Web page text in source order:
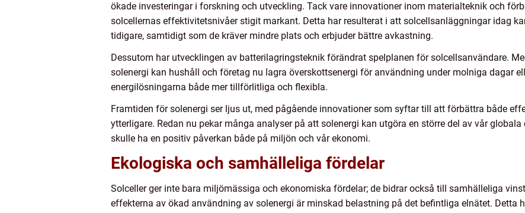
ökade investeringar i forskning och utveckling. Tack vare innovationer inom materialteknik och
solcellernas effektivitetsnivåer stigit markant. Detta har resulterat i att solcellsanläggningar idag
tidigare, samtidigt som de kräver mindre plats och erbjuder bättre avkastning.
Dessutom har utvecklingen av batterilagringsteknik förändrat spelplanen för solcellsanvändare.
solenergi kan hushåll och företag nu lagra överskottsenergi för användning under molniga dagar
energilösningarna både mer tillförlitliga och flexibla.
Framtiden för solenergi ser ljus ut, med pågående innovationer som syftar till att förbättra både
ytterligare. Redan nu pekar många analyser på att solenergi kan utgöra en större del av vår
skulle ha en positiv påverkan både på miljön och vår ekonomi.
Ekologiska och samhälleliga fördelar
Solceller ger inte bara miljömässiga och ekonomiska fördelar; de bidrar också till samhälleliga
effekterna av ökad användning av solenergi är minskad belastning på det befintliga elnätet. Detta